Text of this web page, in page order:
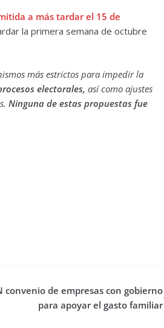
a más tardar el 15 de
la primera semana de octubre
más estrictos para impedir la
electorales, así como ajustes
Ninguna de estas propuestas fue
convenio de empresas con gobierno
para apoyar el gasto familiar